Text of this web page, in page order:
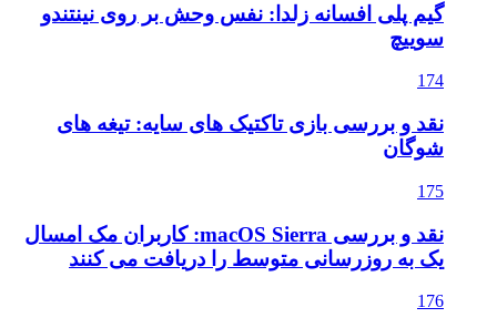
گیم پلی افسانه زلدا: نفس وحش بر روی نینتندو
سوییچ
174
نقد و بررسی بازی تاکتیک های سایه: تیغه های
شوگان
175
نقد و بررسی macOS Sierra: کاربران مک امسال
یک به روزرسانی متوسط را دریافت می کنند
176